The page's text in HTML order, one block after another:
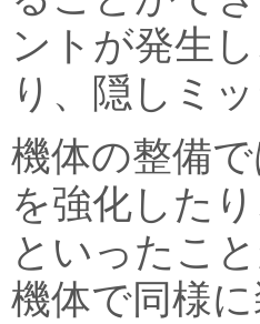
ントが発生
り、隠しミ
機体の整備
を強化した
といったこ
機体で同様